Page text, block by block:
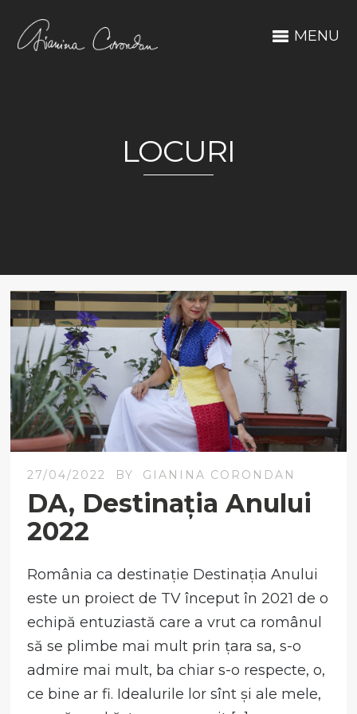
MENU
LOCURI
27/04/2022 BY GIANINA CORONDAN
DA, Destinația Anului
2022
România ca destinație Destinația Anului
este un proiect de TV început în 2021 de o
echipă entuziastă care a vrut ca românul
să se plimbe mai mult prin țara sa, s-o
admire mai mult, ba chiar s-o respecte, o,
ce bine ar fi. Idealurile lor sînt și ale mele,